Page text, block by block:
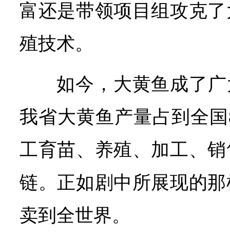
富还是带领项目组攻克
殖技术。
如今，大黄鱼成了
我省大黄鱼产量占到全
工育苗、养殖、加工、
链。正如剧中所展现的
卖到全世界。